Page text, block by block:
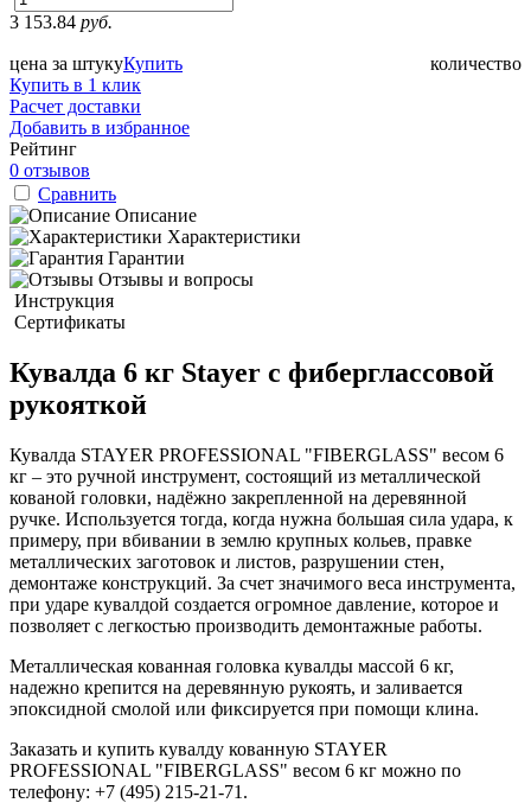
3 153.84 руб.
цена за штуку количество
Купить
Купить в 1 клик
Расчет доставки
Добавить в избранное
Рейтинг
0 отзывов
Сравнить
Описание
Характеристики
Гарантии
Отзывы и вопросы
Инструкция
Сертификаты
Кувалда 6 кг Stayer с фиберглассовой
рукояткой
Кувалда STAYER PROFESSIONAL "FIBERGLASS" весом 6
кг – это ручной инструмент, состоящий из металлической
кованой головки, надёжно закрепленной на деревянной
ручке. Используется тогда, когда нужна большая сила удара, к
примеру, при вбивании в землю крупных кольев, правке
металлических заготовок и листов, разрушении стен,
демонтаже конструкций. За счет значимого веса инструмента,
при ударе кувалдой создается огромное давление, которое и
позволяет с легкостью производить демонтажные работы.
Металлическая кованная головка кувалды массой 6 кг,
надежно крепится на деревянную рукоять, и заливается
эпоксидной смолой или фиксируется при помощи клина.
Заказать и купить кувалду кованную STAYER
PROFESSIONAL "FIBERGLASS" весом 6 кг можно по
телефону: +7 (495) 215-21-71.